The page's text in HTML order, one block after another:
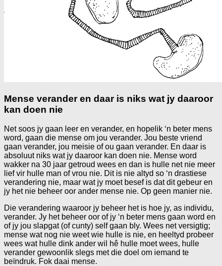
Mense verander en daar is niks wat jy daaroor
kan doen nie
Net soos jy gaan leer en verander, en hopelik ‘n beter mens
word, gaan die mense om jou verander. Jou beste vriend
gaan verander, jou meisie of ou gaan verander. En daar is
absoluut niks wat jy daaroor kan doen nie. Mense word
wakker na 30 jaar getroud wees en dan is hulle net nie meer
lief vir hulle man of vrou nie. Dit is nie altyd so ‘n drastiese
verandering nie, maar wat jy moet besef is dat dit gebeur en
jy het nie beheer oor ander mense nie. Op geen manier nie.
Die verandering waaroor jy beheer het is hoe jy, as individu,
verander. Jy het beheer oor of jy ‘n beter mens gaan word en
of jy jou slapgat (of cunty) self gaan bly. Wees net versigtig;
mense wat nog nie weet wie hulle is nie, en heeltyd probeer
wees wat hulle dink ander wil hê hulle moet wees, hulle
verander gewoonlik slegs met die doel om iemand te
beïndruk. Fok daai mense.